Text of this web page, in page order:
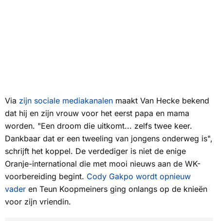
Via zijn sociale mediakanalen maakt Van Hecke bekend
dat hij en zijn vrouw voor het eerst papa en mama
worden. "Een droom die uitkomt... zelfs twee keer.
Dankbaar dat er een tweeling van jongens onderweg is",
schrijft het koppel. De verdediger is niet de enige
Oranje-international die met mooi nieuws aan de WK-
voorbereiding begint. Cody Gakpo wordt opnieuw
vader en Teun Koopmeiners ging onlangs op de knieën
voor zijn vriendin.